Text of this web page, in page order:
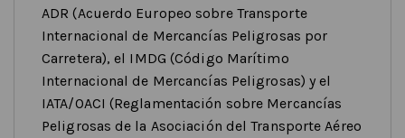
ADR (Acuerdo Europeo sobre Transporte
Internacional de Mercancías Peligrosas por
Carretera), el IMDG (Código Marítimo
Internacional de Mercancías Peligrosas) y el
IATA/OACI (Reglamentación sobre Mercancías
Peligrosas de la Asociación del Transporte Aéreo